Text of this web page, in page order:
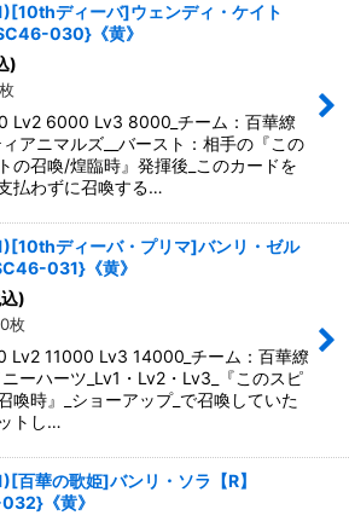
ディーバ]ウェンディ・ケイト
030}《黄》
)
Lv2 6000 Lv3 8000_チーム：百華繚
アニマルズ__バースト：相手の『この
の召喚/煌臨時』発揮後_このカードを
払わずに召喚する…
ディーバ・プリマ]バンリ・ゼル
031}《黄》
)
枚
Lv2 11000 Lv3 14000_チーム：百華繚
ーハーツ_Lv1・Lv2・Lv3_『このスピ
喚時』_ショーアップ_で召喚していた
トし…
百華の歌姫]バンリ・ソラ【R】
《黄》